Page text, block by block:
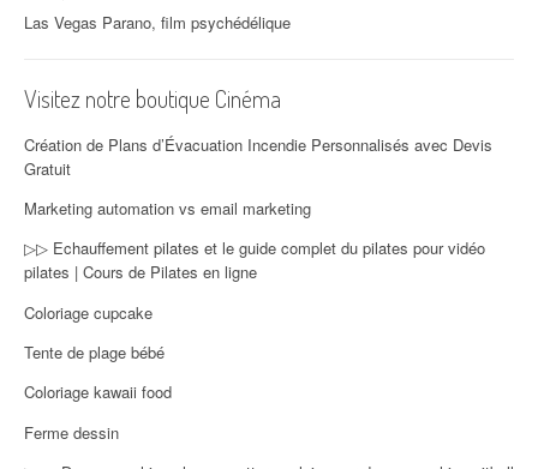
Las Vegas Parano, film psychédélique
Visitez notre boutique Cinéma
Création de Plans d’Évacuation Incendie Personnalisés avec Devis
Gratuit
Marketing automation vs email marketing
▷▷ Echauffement pilates et le guide complet du pilates pour vidéo
pilates | Cours de Pilates en ligne
Coloriage cupcake
Tente de plage bébé
Coloriage kawaii food
Ferme dessin